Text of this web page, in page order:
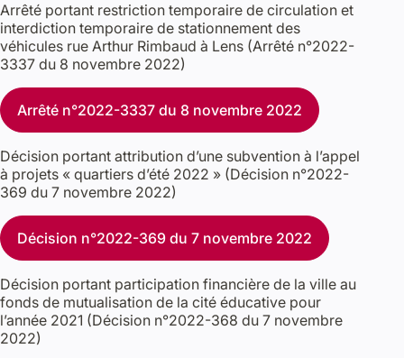
Arrêté portant restriction temporaire de circulation et
interdiction temporaire de stationnement des
véhicules rue Arthur Rimbaud à Lens (Arrêté n°2022-
3337 du 8 novembre 2022)
Arrêté n°2022-3337 du 8 novembre 2022
Décision portant attribution d’une subvention à l’appel
à projets « quartiers d’été 2022 » (Décision n°2022-
369 du 7 novembre 2022)
Décision n°2022-369 du 7 novembre 2022
Décision portant participation financière de la ville au
fonds de mutualisation de la cité éducative pour
l’année 2021 (Décision n°2022-368 du 7 novembre
2022)